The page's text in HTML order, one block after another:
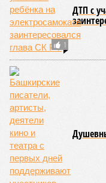
базе технопарка
Кроме того, в
технологических
количество
из Башкортостана до
Какотмечают
промышленности
уверенный рост
оборонно-
также фармацевтика,
промышленность. В то
отраслях,